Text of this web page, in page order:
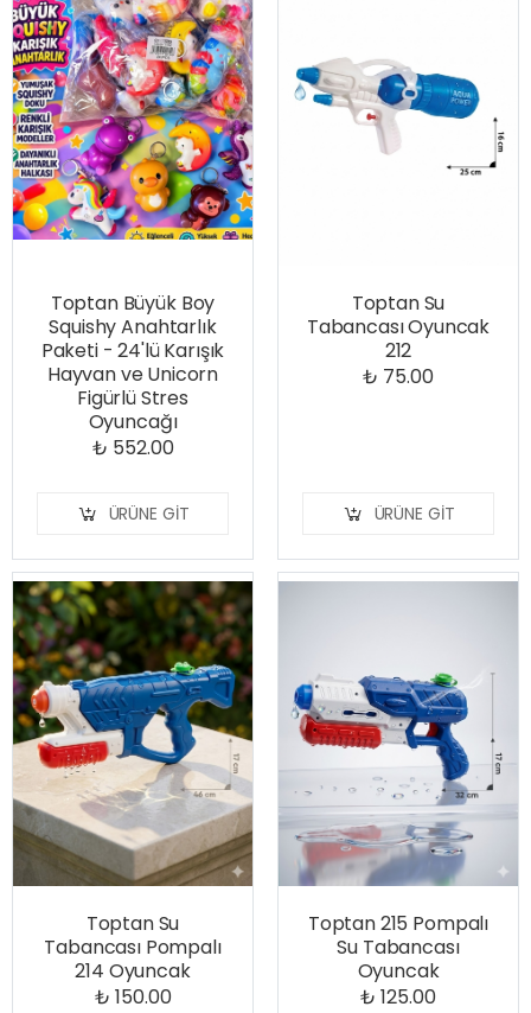
Toptan Büyük Boy
Squishy Anahtarlık
Paketi - 24'lü Karışık
Hayvan ve Unicorn
Figürlü Stres
Oyuncağı
₺ 552.00
ÜRÜNE GIT
Toptan Su
Tabancası Oyuncak
212
₺ 75.00
ÜRÜNE GIT
Toptan Su
Tabancası Pompalı
214 Oyuncak
₺ 150.00
Toptan 215 Pompalı
Su Tabancası
Oyuncak
₺ 125.00